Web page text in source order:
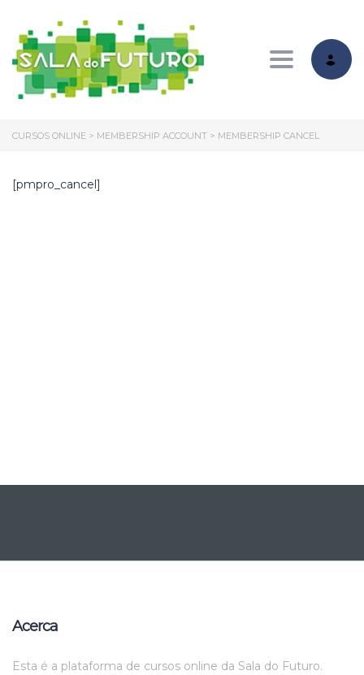
Toggle
CURSOS ONLINE > MEMBERSHIP ACCOUNT > MEMBERSHIP CANCEL
[pmpro_cancel]
Acerca
Esta é a plataforma de cursos online da Sala do Futuro.